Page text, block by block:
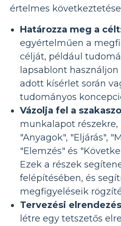
értelmes
Határozza meg a
egyértelműen a
célját, például
lapsablont
adott kísérlet során
tudományos
Vázolja fel a
munkalapot részekre,
"Anyagok", "Eljárás",
"Elemzés" és
Ezek a részek
felépítésében, és
megfigyeléseik
Tervezési
létre egy tetszetős